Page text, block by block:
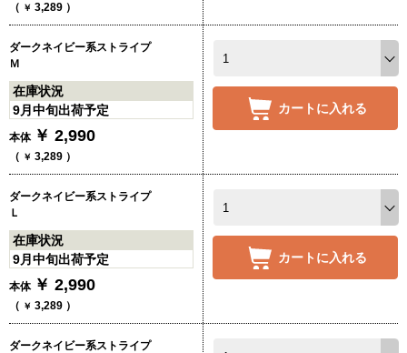
（ ￥ 3,289 ）
ダークネイビー系ストライプ
Ｍ
在庫状況
9月中旬出荷予定
本体 ￥ 2,990
（ ￥ 3,289 ）
カートに入れる
ダークネイビー系ストライプ
Ｌ
在庫状況
9月中旬出荷予定
本体 ￥ 2,990
（ ￥ 3,289 ）
カートに入れる
ダークネイビー系ストライプ